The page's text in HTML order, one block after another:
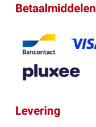
Betaalmiddelen
Levering